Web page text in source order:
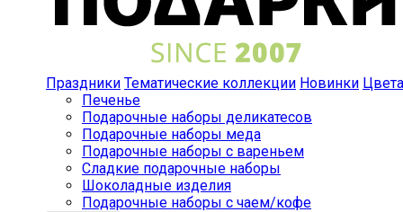
Праздники Тематические коллекции Новинки Цвета
Печенье
Подарочные наборы деликатесов
Подарочные наборы меда
Подарочные наборы с вареньем
Сладкие подарочные наборы
Шоколадные изделия
Подарочные наборы с чаем/кофе